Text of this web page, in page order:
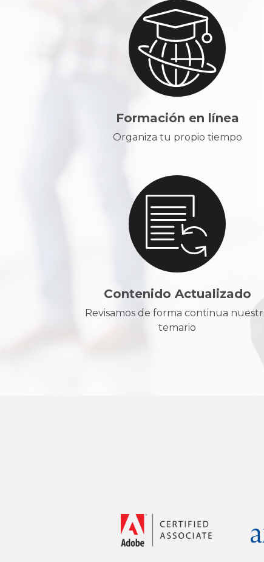
Formación en línea
Organiza tu propio tiempo
Contenido Actualizado
Revisamos de forma continua
temario